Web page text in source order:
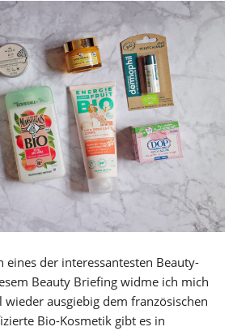
eines der interessantesten Beauty-
Beauty Briefing widme ich mich
wieder ausgiebig dem französischen
Bio-Kosmetik gibt es in